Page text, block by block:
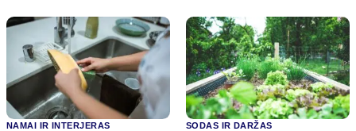
NAMAI IR INTERJERAS SODAS IR DARŽAS